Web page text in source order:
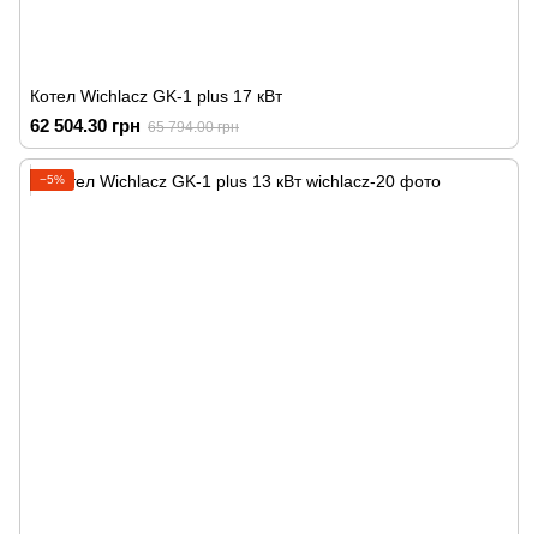
Котел Wichlacz GK-1 plus 17 кВт
62 504.30 грн 65 794.00 грн
−5%